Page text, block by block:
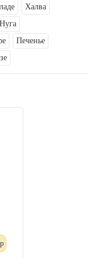
Халва
Нуга
Печенье